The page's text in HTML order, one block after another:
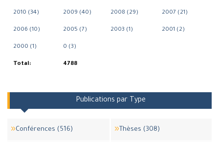
2010 (34) 2009 (40) 2008 (29) 2007 (21)
2006 (10) 2005 (7) 2003 (1) 2001 (2)
2000 (1) 0 (3)
Total: 4788
Publications par Type
Conférences (516) Thèses (308)